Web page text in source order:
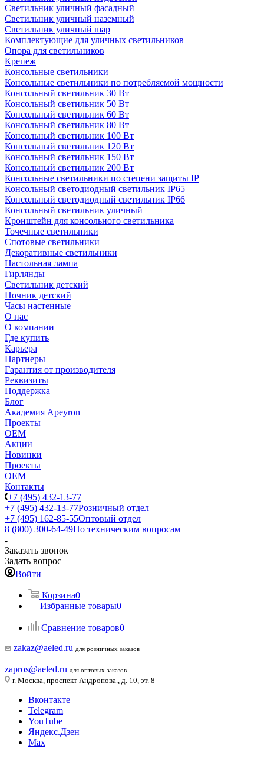
Светильник уличный фасадный
Светильник уличный наземный
Cветильник уличный шар
Комплектующие для уличных светильников
Опора для светильников
Крепеж
Консольные светильники
Консольные светильники по потребляемой мощности
Консольный светильник 30 Вт
Консольный светильник 50 Вт
Консольный светильник 60 Вт
Консольный светильник 80 Вт
Консольный светильник 100 Вт
Консольный светильник 120 Вт
Консольный светильник 150 Вт
Консольный светильник 200 Вт
Консольные светильники по степени защиты IP
Консольный светодиодный светильник IP65
Консольный светодиодный светильник IP66
Консольный светильник уличный
Кронштейн для консольного светильника
Точечные светильники
Спотовые светильники
Декоративные светильники
Настольная лампа
Гирлянды
Светильник детский
Ночник детский
Часы настенные
О нас
О компании
Где купить
Карьера
Партнеры
Гарантия от производителя
Реквизиты
Поддержка
Блог
Академия Apeyron
Проекты
ОЕМ
Акции
Новинки
Проекты
ОЕМ
Контакты
+7 (495) 432-13-77
+7 (495) 432-13-77Розничный отдел
+7 (495) 162-85-55Оптовый отдел
8 (800) 300-64-49По техническим вопросам
Заказать звонок
Задать вопрос
Войти
Корзина0
Избранные товары0
Сравнение товаров0
zakaz@aeled.ru для розничных заказов
zapros@aeled.ru для оптовых заказов
г. Москва, проспект Андропова., д. 10, эт. 8
Вконтакте
Telegram
YouTube
Яндекс.Дзен
Max